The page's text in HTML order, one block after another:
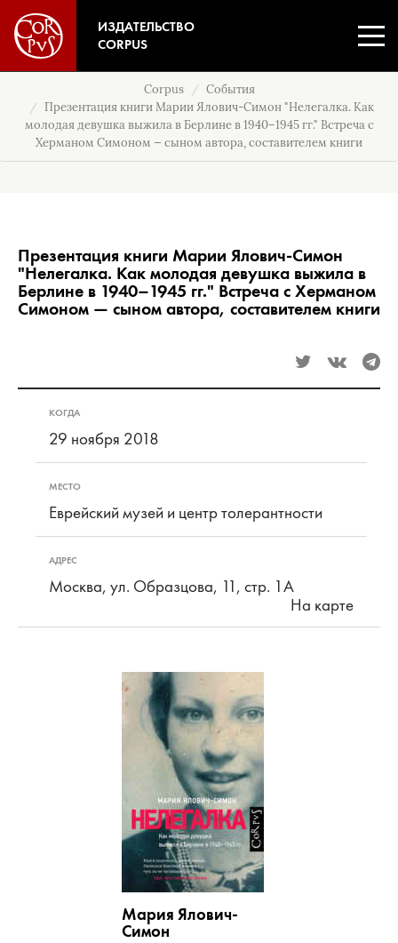
ИЗДАТЕЛЬСТВО
CORPUS
Corpus
События
Презентация книги Марии Ялович-Симон "Нелегалка. Как
молодая девушка выжила в Берлине в 1940–1945 гг." Встреча с
Херманом Симоном — сыном автора, составителем книги
Презентация книги Марии Ялович-Симон
"Нелегалка. Как молодая девушка выжила в
Берлине в 1940–1945 гг." Встреча с Херманом
Симоном — сыном автора, составителем книги
КОГДА
29 ноября 2018
МЕСТО
Еврейский музей и центр толерантности
АДРЕС
Москва, ул. Образцова, 11, стр. 1А
На карте
Мария Ялович-
Симон